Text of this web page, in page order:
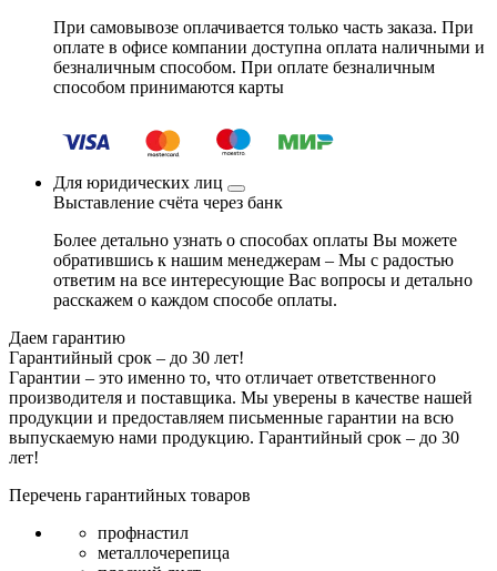
При самовывозе оплачивается только часть заказа. При
оплате в офисе компании доступна оплата наличными и
безналичным способом. При оплате безналичным
способом принимаются карты
Для юридических лиц
Выставление счёта через банк
Более детально узнать о способах оплаты Вы можете
обратившись к нашим менеджерам – Мы с радостью
ответим на все интересующие Вас вопросы и детально
расскажем о каждом способе оплаты.
Даем гарантию
Гарантийный срок – до 30 лет!
Гарантии – это именно то, что отличает ответственного
производителя и поставщика. Мы уверены в качестве нашей
продукции и предоставляем письменные гарантии на всю
выпускаемую нами продукцию. Гарантийный срок – до 30
лет!
Перечень гарантийных товаров
профнастил
металлочерепица